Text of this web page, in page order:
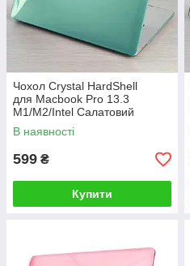
Чохол Crystal HardShell
для Macbook Pro 13.3
M1/M2/Intel Салатовий
В наявності
599 ₴
Купити